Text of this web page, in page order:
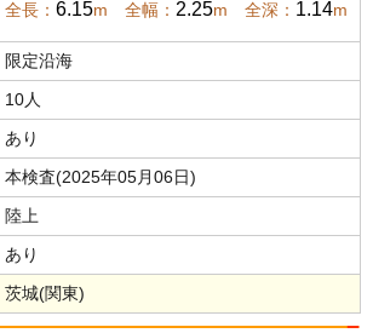
全長： 6.15m 全幅： 2.25m 全深： 1.14m
限定沿海
10人
あり
本検査(2025年05月06日)
陸上
あり
茨城(関東)